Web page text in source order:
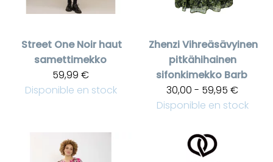
Street One Noir haut
samettimekko
59,99 €
Disponible en stock
ZhenziVihreäsävyinen
pitkähihainen
sifonkimekko Barb
30,00 - 59,95 €
Disponible en stock